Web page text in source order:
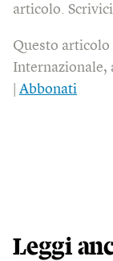
articolo.
Questo articolo
Internazionale,
Abbonati
Leggi